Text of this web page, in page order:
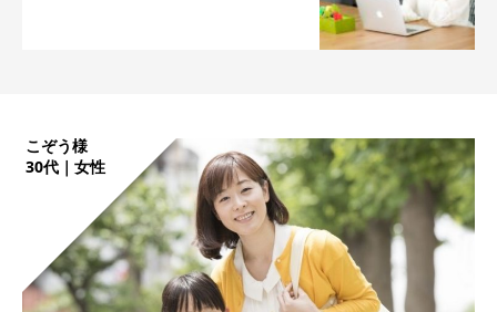
こぞう様
30代｜女性